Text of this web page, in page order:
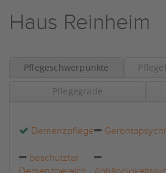
Haus Reinheim
Pflegeschwerpunkte
Pflegegrade
Demenzpflege
beschützter